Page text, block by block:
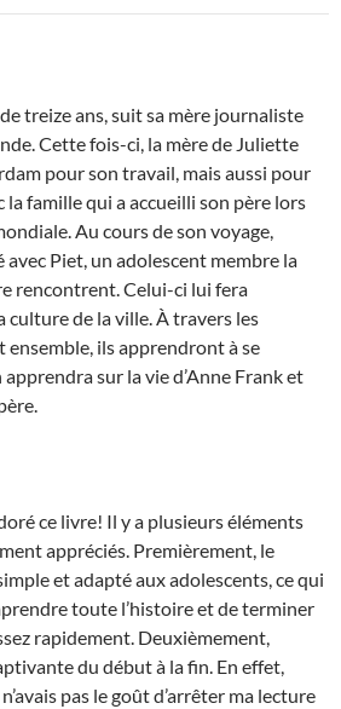
treize ans, suit sa mère journaliste
Cette fois-ci, la mère de Juliette
pour son travail, mais aussi pour
la famille qui a accueilli son père lors
Au cours de son voyage,
avec Piet, un adolescent membre la
rencontrent. Celui-ci lui fera
culture de la ville. À travers les
ensemble, ils apprendront à se
sur la vie d’Anne Frank et
ce livre! Il y a plusieurs éléments
appréciés. Premièrement, le
et adapté aux adolescents, ce qui
toute l’histoire et de terminer
rapidement. Deuxièmement,
du début à la fin. En effet,
pas le goût d’arrêter ma lecture